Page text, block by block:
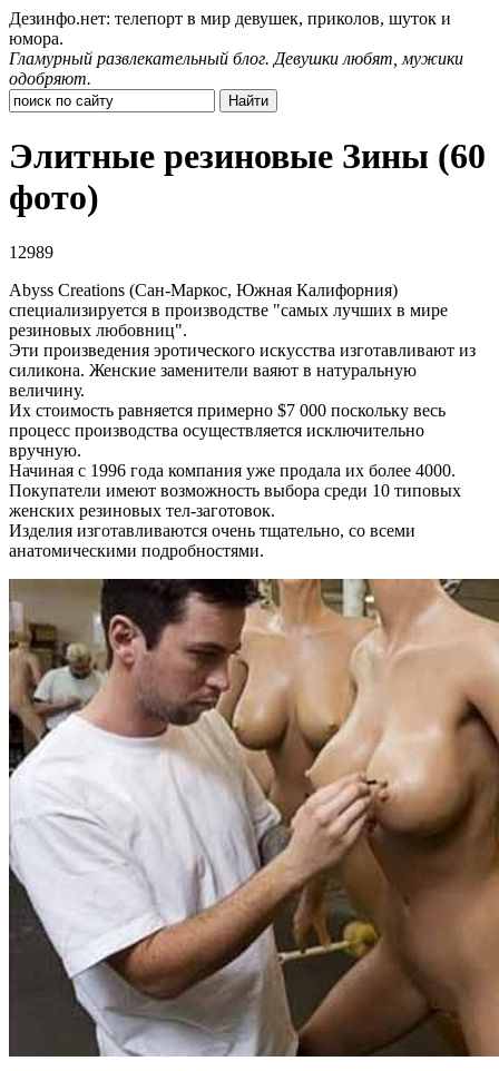
Дезинфо.нет: телепорт в мир девушек, приколов, шуток и
юмора.
Гламурный развлекательный блог. Девушки любят, мужики
одобряют.
Элитные резиновые Зины (60
фото)
12989
Abyss Creations (Сан-Маркос, Южная Калифорния)
специализируется в производстве "самых лучших в мире
резиновых любовниц".
Эти произведения эротического искусства изготавливают из
силикона. Женские заменители ваяют в натуральную
величину.
Их стоимость равняется примерно $7 000 поскольку весь
процесс производства осуществляется исключительно
вручную.
Начиная с 1996 года компания уже продала их более 4000.
Покупатели имеют возможность выбора среди 10 типовых
женских резиновых тел-заготовок.
Изделия изготавливаются очень тщательно, со всеми
анатомическими подробностями.